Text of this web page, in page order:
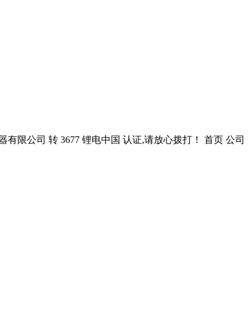
限公司 转 3677 锂电中国 认证,请放心拨打！ 首页 公司